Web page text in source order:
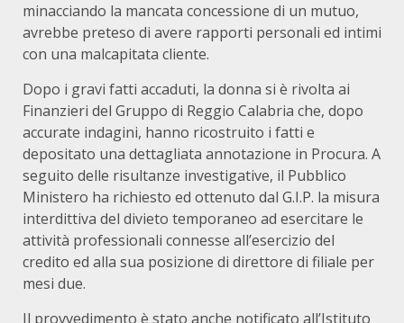
minacciando la mancata concessione di un mutuo,
avrebbe preteso di avere rapporti personali ed intimi
con una malcapitata cliente.
Dopo i gravi fatti accaduti, la donna si è rivolta ai
Finanzieri del Gruppo di Reggio Calabria che, dopo
accurate indagini, hanno ricostruito i fatti e
depositato una dettagliata annotazione in Procura. A
seguito delle risultanze investigative, il Pubblico
Ministero ha richiesto ed ottenuto dal G.I.P. la misura
interdittiva del divieto temporaneo ad esercitare le
attività professionali connesse all’esercizio del
credito ed alla sua posizione di direttore di filiale per
mesi due.
Il provvedimento è stato anche notificato all’Istituto